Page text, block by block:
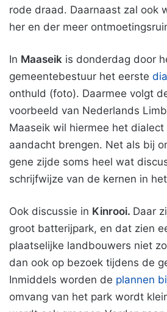
rode draad. Daarnaast zal ook
her en der meer
In Maaseik is donderdag door
gemeentebestuur het eerste
onthuld (foto). Daarmee volgt
voorbeeld van Nederlands
Maaseik wil hiermee het
aandacht brengen. Net als bij
gene zijde soms heel wat
schrijfwijze van de kernen in
Ook discussie in Kinrooi. Daar
groot batterijpark, en dat zien
plaatselijke landbouwers niet
dan ook op bezoek tijdens de
Inmiddels worden de plannen
omvang van het park wordt